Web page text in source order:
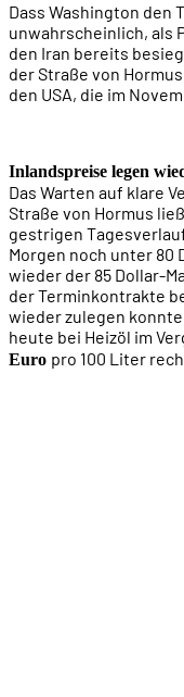
Dass Washington den
unwahrscheinlich, als
den Iran bereits
der Straße von
den USA, die im
Inlandspreise legen
Das Warten auf klare
Straße von Hormus
gestrigen
Morgen noch unter 80
wieder der 85 Dollar-
der Terminkontrakte
wieder zulegen
heute bei Heizöl im
Euro pro 100 Liter